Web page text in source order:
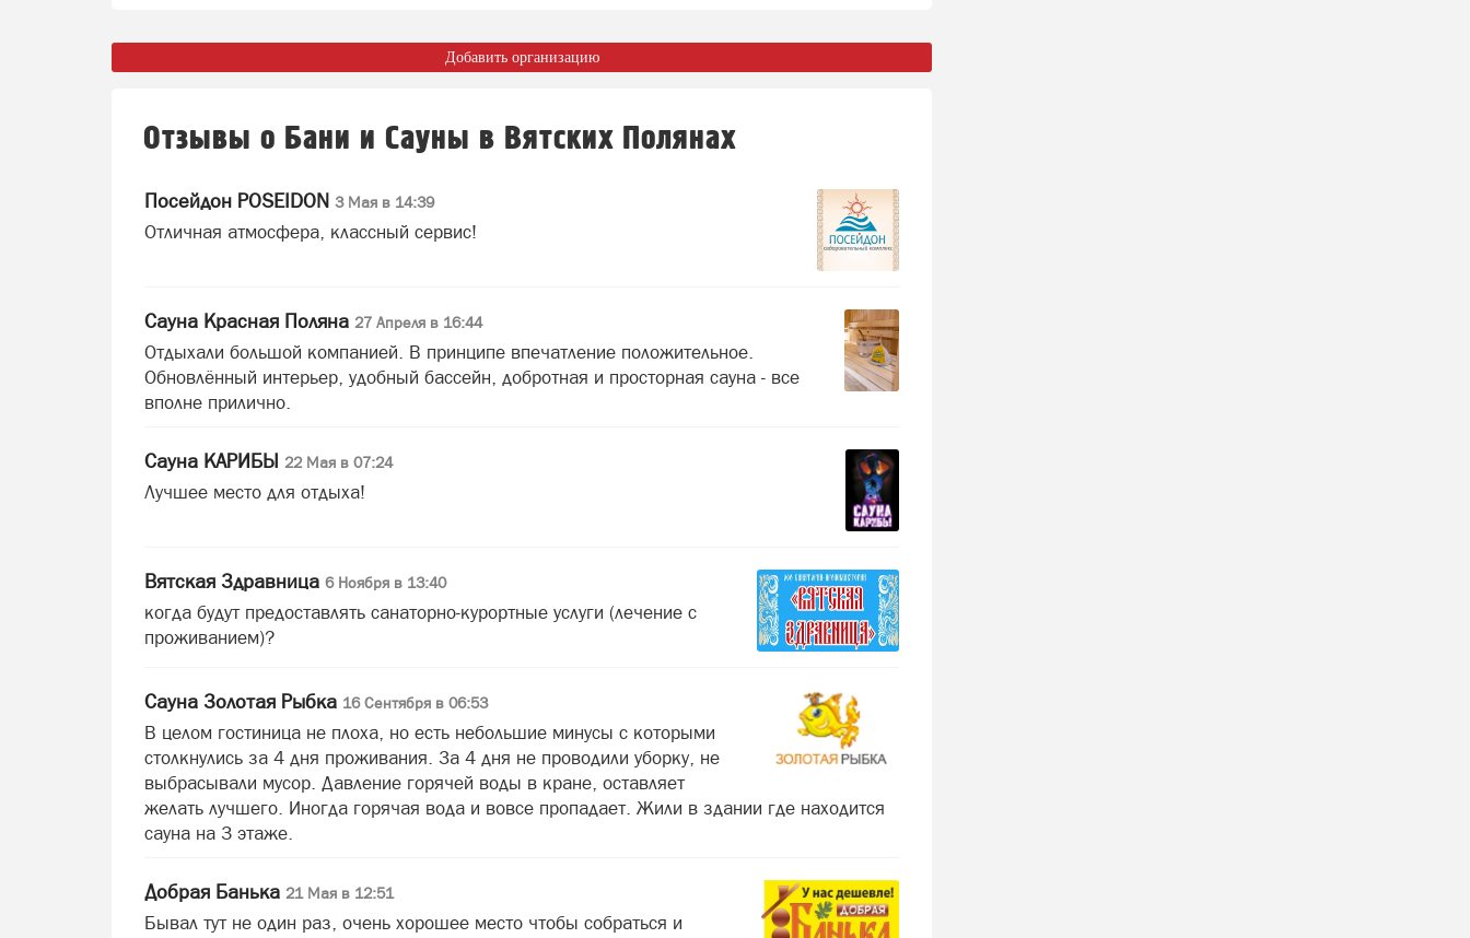
Добавить организацию
Отзывы о Бани и Сауны в Вятских Полянах
Посейдон POSEIDON 3 Мая в 14:39
Отличная атмосфера, классный сервис!
Сауна Красная Поляна 27 Апреля в 16:44
Отдыхали большой компанией. В принципе впечатление положительное.
Обновлённый интерьер, удобный бассейн, добротная и просторная сауна - все
вполне прилично.
Сауна КАРИБЫ 22 Мая в 07:24
Лучшее место для отдыха!
Вятская Здравница 6 Ноября в 13:40
когда будут предоставлять санаторно-курортные услуги (лечение с
проживанием)?
Сауна Золотая Рыбка 16 Сентября в 06:53
В целом гостиница не плоха, но есть небольшие минусы с которыми
столкнулись за 4 дня проживания. За 4 дня не проводили уборку, не
выбрасывали мусор. Давление горячей воды в кране, оставляет
желать лучшего. Иногда горячая вода и вовсе пропадает. Жили в здании где находится
сауна на 3 этаже.
Добрая Банька 21 Мая в 12:51
Бывал тут не один раз, очень хорошее место чтобы собраться и